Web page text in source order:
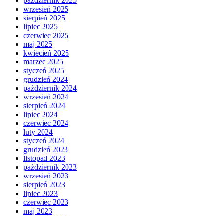
wrzesień 2025
sierpień 2025
lipiec 2025
czerwiec 2025
maj 2025
kwiecień 2025
marzec 2025
styczeń 2025
grudzień 2024
październik 2024
wrzesień 2024
sierpień 2024
lipiec 2024
czerwiec 2024
luty 2024
styczeń 2024
grudzień 2023
listopad 2023
październik 2023
wrzesień 2023
sierpień 2023
lipiec 2023
czerwiec 2023
maj 2023